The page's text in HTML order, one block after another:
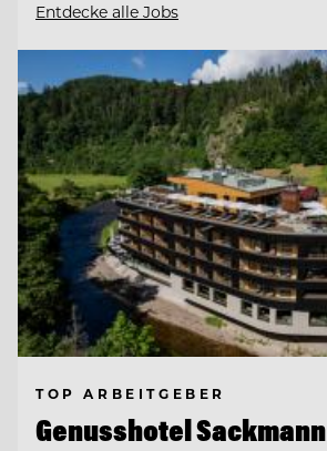
Entdecke alle Jobs
TOP ARBEITGEBER
Genusshotel Sackmann